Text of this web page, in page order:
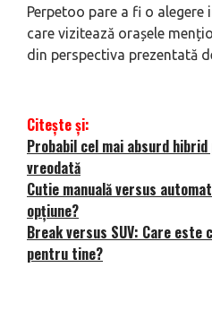
Perpetoo pare a fi o
care vizitează orașele
din perspectiva prezentată
Citește și:
Probabil cel mai absurd
vreodată
Cutie manuală versus
opțiune?
Break versus SUV: Care este
pentru tine?